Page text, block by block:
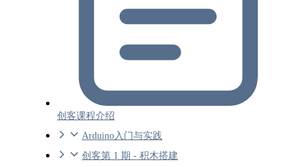
创客课程介绍
Arduino入门与实践
创客第 1 期 - 积木搭建